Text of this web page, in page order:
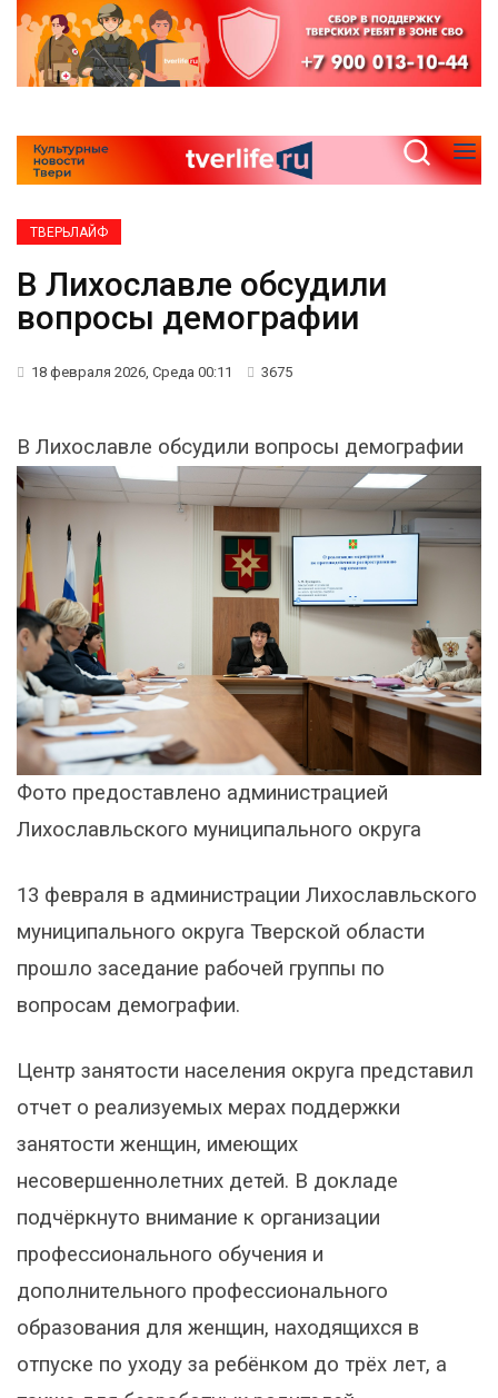
ТВЕРЬЛАЙФ
В Лихославле обсудили
вопросы демографии
18 февраля 2026, Среда 00:11 3675
В Лихославле обсудили вопросы демографии
Фото предоставлено администрацией
Лихославльского муниципального округа
13 февраля в администрации Лихославльского
муниципального округа Тверской области
прошло заседание рабочей группы по
вопросам демографии.
Центр занятости населения округа представил
отчет о реализуемых мерах поддержки
занятости женщин, имеющих
несовершеннолетних детей. В докладе
подчёркнуто внимание к организации
профессионального обучения и
дополнительного профессионального
образования для женщин, находящихся в
отпуске по уходу за ребёнком до трёх лет, а